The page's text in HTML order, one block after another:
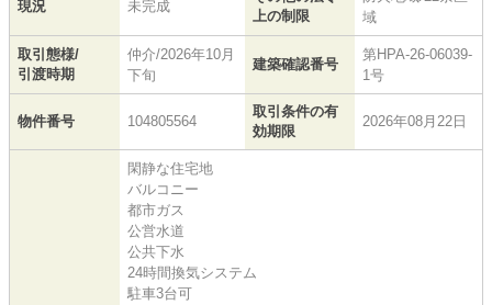
現況 未完成
上の制限
域
取引態様/
引渡時期
仲介/2026年10月
下旬
建築確認番号
第HPA-26-06039-
1号
物件番号 104805564
取引条件の有
効期限
2026年08月22日
閑静な住宅地
バルコニー
都市ガス
公営水道
公共下水
24時間換気システム
駐車3台可